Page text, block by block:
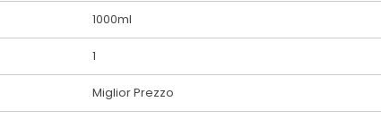
1000ml
1
Miglior Prezzo